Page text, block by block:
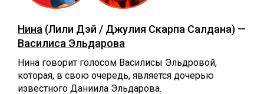
Нина (Лили Дэй / Джулия Скарпа Салдана) —
Василиса Эльдарова
Нина говорит голосом Василисы Эльдровой,
которая, в свою очередь, является дочерью
известного Даниила Эльдарова.